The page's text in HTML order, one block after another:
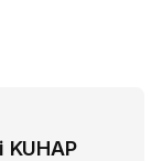
KUHAP